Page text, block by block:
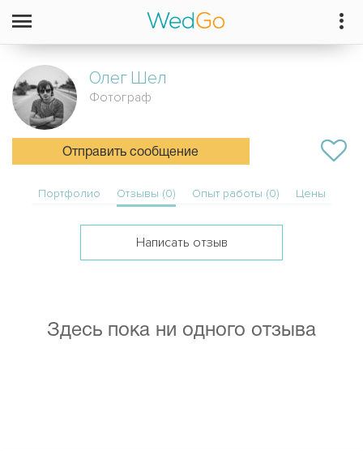
Олег Шел
Фотограф
Отправить сообщение
Портфолио Отзывы (0) Опыт работы (0) Цены
Написать отзыв
Здесь пока ни одного отзыва